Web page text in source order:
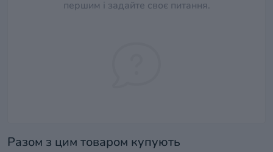
першим і задайте своє питання.
Разом з цим товаром купують